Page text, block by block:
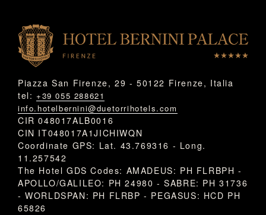
Piazza San Firenze, 29 - 50122 Firenze, Italia
tel: +39 055 288621
info.hotelbernini@duetorrihotels.com
CIR 048017ALB0016
CIN IT048017A1JICHIWQN
Coordinate GPS: Lat. 43.769316 - Long.
11.257542
The Hotel GDS Codes: AMADEUS: PH FLRBPH -
APOLLO/GALILEO: PH 24980 - SABRE: PH 31736
- WORLDSPAN: PH FLRBP - PEGASUS: HCD PH
65826